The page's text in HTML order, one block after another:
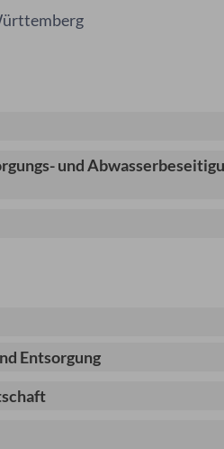
und
Entsorgung